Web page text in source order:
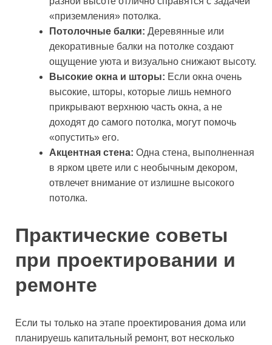
«приземления» потолка.
Потолочные балки: Деревянные или
декоративные балки на потолке создают
ощущение уюта и визуально снижают высоту.
Высокие окна и шторы: Если окна очень
высокие, шторы, которые лишь немного
прикрывают верхнюю часть окна, а не
доходят до самого потолка, могут помочь
«опустить» его.
Акцентная стена: Одна стена, выполненная
в ярком цвете или с необычным декором,
отвлечет внимание от излишне высокого
потолка.
Практические советы
при проектировании и
ремонте
Если ты только на этапе проектирования дома или
планируешь капитальный ремонт, вот несколько